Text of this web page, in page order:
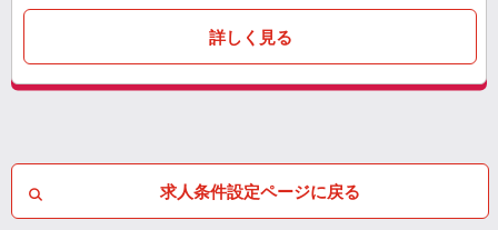
詳しく見る
求人条件設定ページに戻る